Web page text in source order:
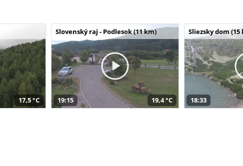
17,5 °C
Slovenský raj - Podlesok (11 km)
19:15 19,4 °C
Sliezsky dom (15
18:33